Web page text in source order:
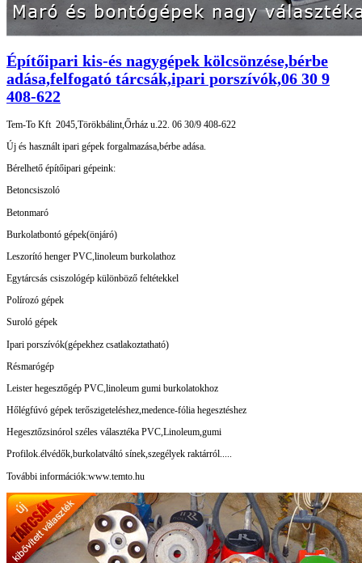
Építőipari kis-és nagygépek kölcsönzése,bérbe
adása,felfogató tárcsák,ipari porszívók,06 30 9
408-622
Tem-To Kft 2045,Törökbálint,Őrház u.22. 06 30/9 408-622
Új és használt ipari gépek forgalmazása,bérbe adása.
Bérelhető építőipari gépeink:
Betoncsiszoló
Betonmaró
Burkolatbontó gépek(önjáró)
Leszorító henger PVC,linoleum burkolathoz
Egytárcsás csiszológép különböző feltétekkel
Polírozó gépek
Suroló gépek
Ipari porszívók(gépekhez csatlakoztatható)
Résmarógép
Leister hegesztőgép PVC,linoleum gumi burkolatokhoz
Hőlégfúvó gépek terőszigeteléshez,medence-fólia hegesztéshez
Hegesztőzsinórol széles választéka PVC,Linoleum,gumi
Profilok.élvédők,burkolatváltó sínek,szegélyek raktárról.....
További információk:www.temto.hu